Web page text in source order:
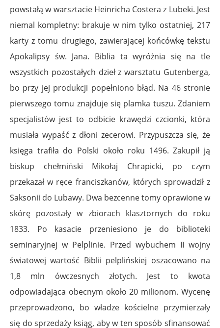
powstałą w warsztacie Heinricha Costera z Lubeki. Jest
niemal kompletny: brakuje w nim tylko ostatniej, 217
karty z tomu drugiego, zawierającej końcówkę tekstu
Apokalipsy św. Jana. Biblia ta wyróżnia się na tle
wszystkich pozostałych dzieł z warsztatu Gutenberga,
bo przy jej produkcji popełniono błąd. Na 46 stronie
pierwszego tomu znajduje się plamka tuszu. Zdaniem
specjalistów jest to odbicie krawędzi czcionki, która
musiała wypaść z dłoni zecerowi. Przypuszcza się, że
księga trafiła do Polski około roku 1496. Zakupił ją
biskup chełmiński Mikołaj Chrapicki, po czym
przekazał w ręce franciszkanów, których sprowadził z
Saksonii do Lubawy. Dwa bezcenne tomy oprawione w
skórę pozostały w zbiorach klasztornych do roku
1833. Po kasacie przeniesiono je do biblioteki
seminaryjnej w Pelplinie. Przed wybuchem II wojny
światowej wartość Biblii pelplińskiej oszacowano na
1,8 mln ówczesnych złotych. Jest to kwota
odpowiadająca obecnym około 20 milionom. Wycenę
przeprowadzono, bo władze kościelne przymierzały
się do sprzedaży ksiąg, aby w ten sposób sfinansować